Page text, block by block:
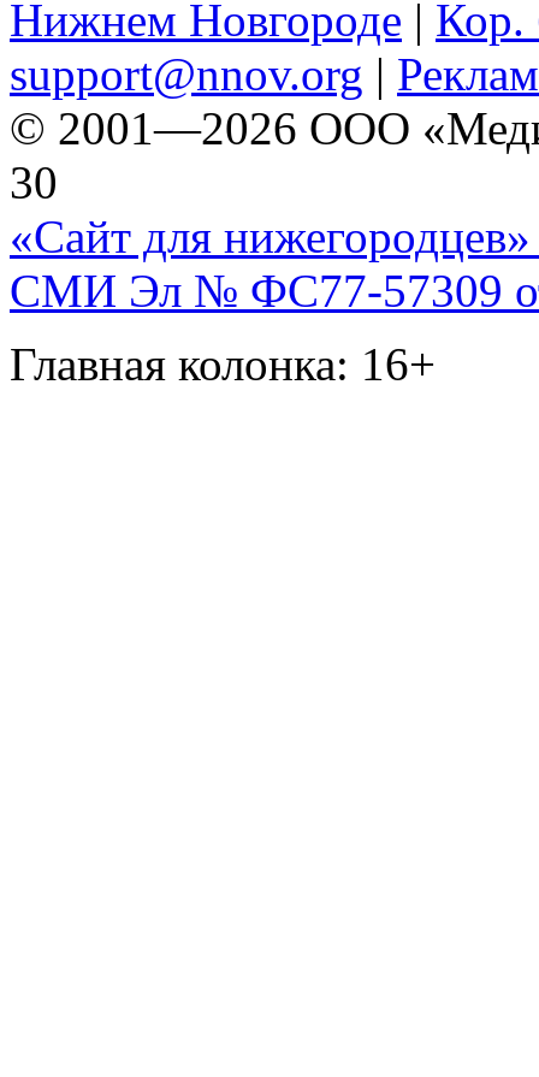
Нижнем Новгороде | Кор.
support@nnov.org |
© 2001—2026 ООО
30
«Сайт для нижегородцев»
СМИ Эл № ФС77-57309
Главная колонка: 16+